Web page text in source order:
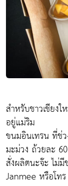
สำหรับชาวเชียง
อยู่แม่ริม
ขนมอินเทรน ที่ช่
มะม่วง ถ้วยละ
สั่งผลิตนะจ๊ะ ไม่
Janmee หรือโท